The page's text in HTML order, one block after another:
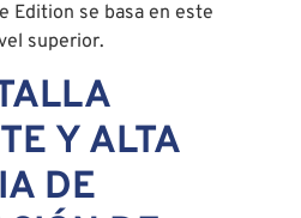
Edition se basa en este
superior.
Y ALTA
DE